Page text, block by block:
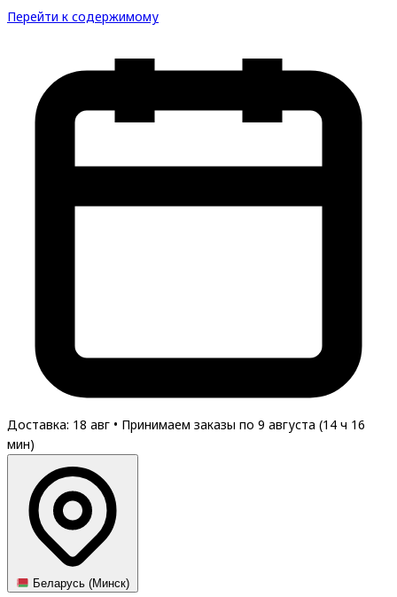
Перейти к содержимому
Доставка: 18 авг • Принимаем заказы по 9 августа (14 ч 16
мин)
Беларусь (Минск)